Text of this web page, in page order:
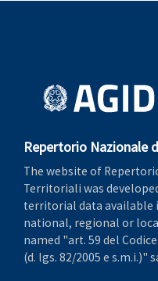
Repertorio Nazionale
The website of
Territoriali was
territorial data available
national, regional or
named "art. 59 del
(d. lgs. 82/2005 e s.m.i.)"